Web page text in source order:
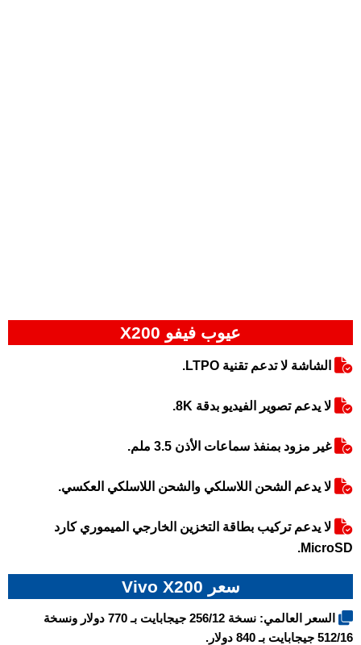
عيوب فيفو X200
الشاشة لا تدعم تقنية LTPO.
لا يدعم تصوير الفيديو بدقة 8K.
غير مزود بمنفذ سماعات الأذن 3.5 ملم.
لا يدعم الشحن اللاسلكي والشحن اللاسلكي العكسي.
لا يدعم تركيب بطاقة التخزين الخارجي الميموري كارد
MicroSD.
سعر Vivo X200
السعر العالمي: نسخة 256/12 جيجابايت بـ 770 دولار ونسخة
512/16 جيجابايت بـ 840 دولار.